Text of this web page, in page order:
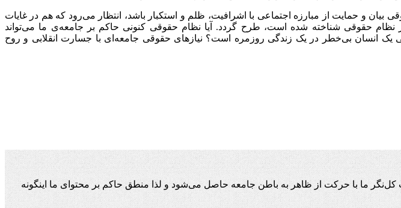
و حمایت از مبارزه اجتماعی با اشرافیت، ظلم و استکبار باشد، انتظار می‌‌‌رود که هم در غایات
حقوقی شناخته شده است، طرح گردد. آیا نظام حقوقی کنونی حاکم بر جامعه‌ی ما می‌تواند
یک انسان بی‌خطر در یک زندگی روزمره است؟ نیازهای حقوقی جامعه‌ای با جسارت انقلابی و روح
ما با حرکت از ظاهر به باطن جامعه حاصل می‌شود و لذا منطق حاکم بر محتوای ما اینگونه